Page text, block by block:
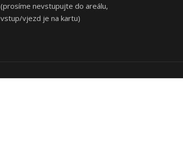
(prosíme nevstupujte do areálu,
vstup/vjezd je na kartu)